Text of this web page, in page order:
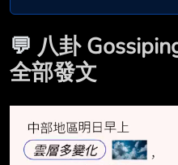
💬 八卦
全部發文